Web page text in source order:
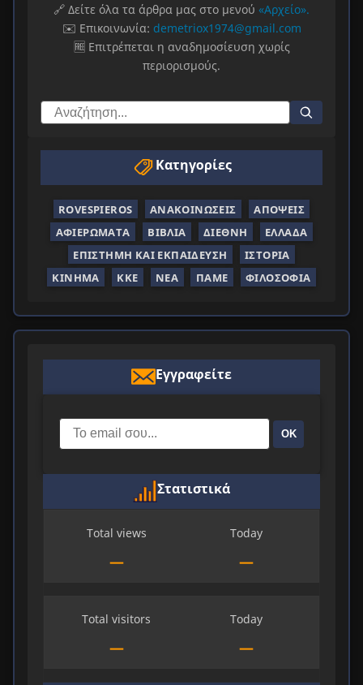
🔗 Δείτε όλα τα άρθρα μας στο μενού «Αρχείο».
✉️ Επικοινωνία: demetriox1974@gmail.com
🆓 Επιτρέπεται η αναδημοσίευση χωρίς
περιορισμούς.
Κατηγορίες
ROVESPIEROS ΑΝΑΚΟΙΝΏΣΕΙΣ
ΑΠΌΨΕΙΣ
ΑΦΙΕΡΏΜΑΤΑ
ΒΙΒΛΊΑ ΔΙΕΘΝΉ
ΕΛΛΆΔΑ
ΕΠΙΣΤΉΜΗ ΚΑΙ ΕΚΠΑΊΔΕΥΣΗ
ΙΣΤΟΡΊΑ
ΚΊΝΗΜΑ
ΚΚΕ ΝΈΑ ΠΑΜΕ ΦΙΛΟΣΟΦΊΑ
Εγγραφείτε
ΟΚ
Στατιστικά
Total views
—
Today
—
Total visitors
—
Today
—